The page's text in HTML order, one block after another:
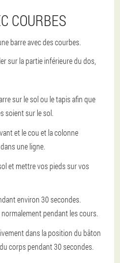
COURBES
barre avec des courbes.
sur la partie inférieure du dos,
sur le sol ou le tapis afin que
soient sur le sol.
et le cou et la colonne
une ligne.
et mettre vos pieds sur vos
environ 30 secondes.
pendant les cours.
dans la position du bâton
corps pendant 30 secondes.